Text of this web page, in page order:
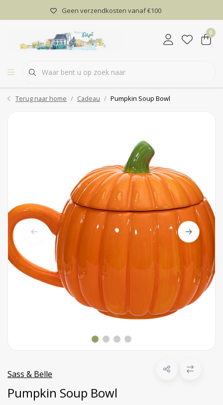
Geen verzendkosten vanaf €100
0
Terug naar home Cadeau Pumpkin Soup Bowl
Sass & Belle
Pumpkin Soup Bowl